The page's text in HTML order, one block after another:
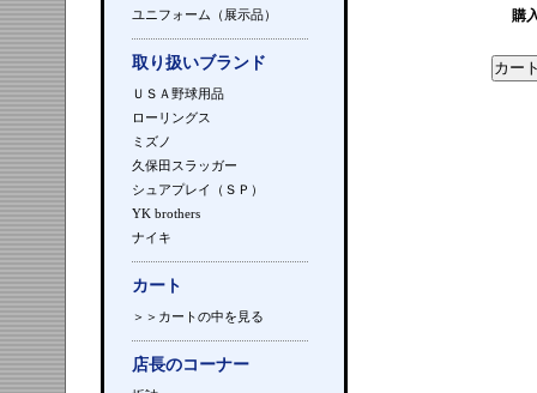
ユニフォーム（展示品）
取り扱いブランド
ＵＳＡ野球用品
ローリングス
ミズノ
久保田スラッガー
シュアプレイ（ＳＰ）
YK brothers
ナイキ
カート
＞＞カートの中を見る
店長のコーナー
購